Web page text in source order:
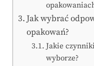
Jak wybrać
opakowań?
Jakie
wyborze?